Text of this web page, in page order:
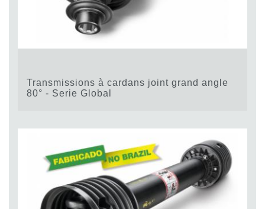
Transmissions à cardans joint grand angle
80° - Serie Global